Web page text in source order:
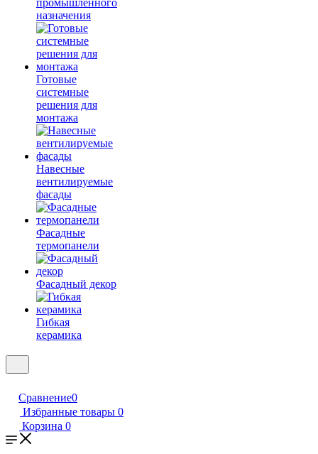
промышленного
назначения
Готовые
системные
решения для
монтажа
Навесные
вентилируемые
фасады
Фасадные
термопанели
Фасадный декор
Гибкая
керамика
Сравнение0
Избранные товары 0
Корзина 0